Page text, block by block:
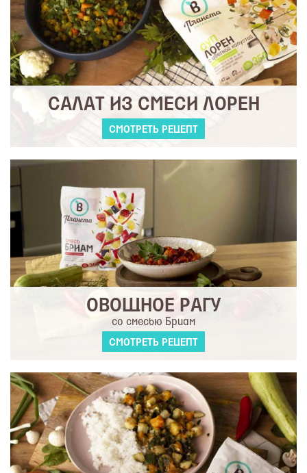
САЛАТ ИЗ СМЕСИ ЛОРЕН
СМОТРЕТЬ РЕЦЕПТ
ОВОЩНОЕ РАГУ
со смесью Бриам
СМОТРЕТЬ РЕЦЕПТ